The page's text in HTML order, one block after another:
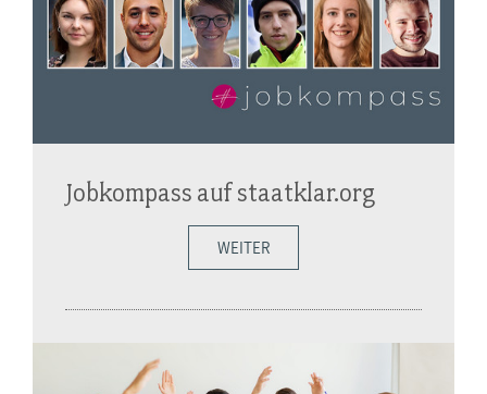
Jobkompass auf staatklar.org
WEITER